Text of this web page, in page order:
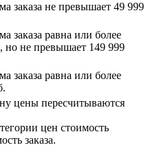
заказа не превышает 49 999
заказа равна или более
, но не превышает 149 999
заказа равна или более
цены пересчитываются
цен стоимость
заказа.